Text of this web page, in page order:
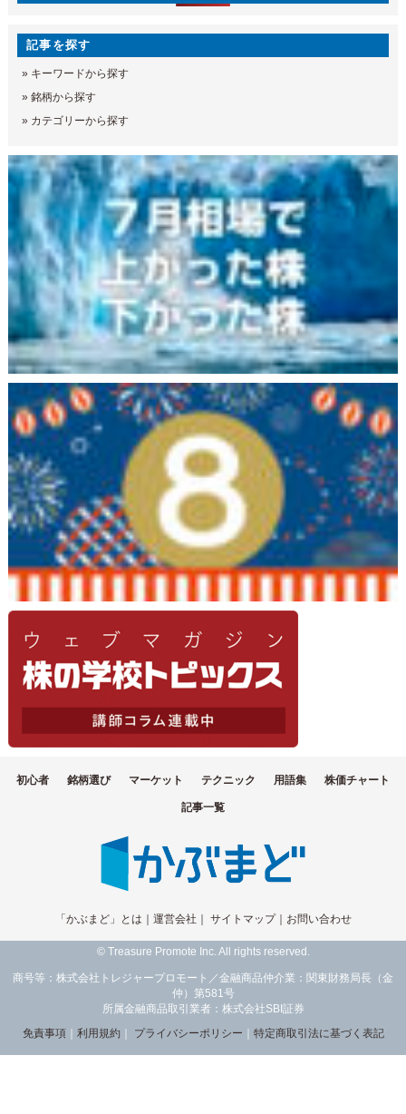
記事を探す
» キーワードから探す
» 銘柄から探す
» カテゴリーから探す
初心者 銘柄選び マーケット テクニック 用語集 株価チャート
記事一覧
「かぶまど」とは 運営会社 サイトマップ｜ お問い合わせ
© Treasure Promote Inc. All rights reserved.
商号等：株式会社トレジャープロモート／金融商品仲介業：関東財務局長（金
仲）第581号
所属金融商品取引業者：株式会社SBI証券
免責事項｜ 利用規約 プライバシーポリシー 特定商取引法に基づく表記